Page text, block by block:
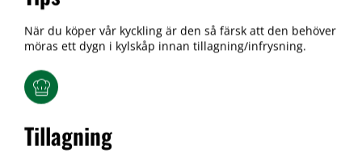
När du köper vår kyckling är den så färsk att den behöver
möras ett dygn i kylskåp innan tillagning/infrysning.
Tillagning